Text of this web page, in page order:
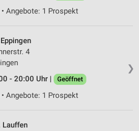
Angebote: 1 Prospekt
❯
4
- 20:00 Uhr |
Geöffnet
Angebote: 1 Prospekt
Lauffen